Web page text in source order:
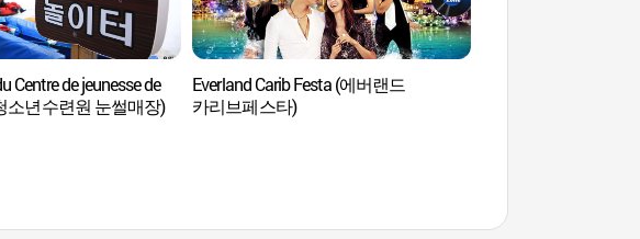
Centre de jeunesse de
소년수련원 눈썰매장)
Everland Carib Festa (에버랜드
카리브페스타)